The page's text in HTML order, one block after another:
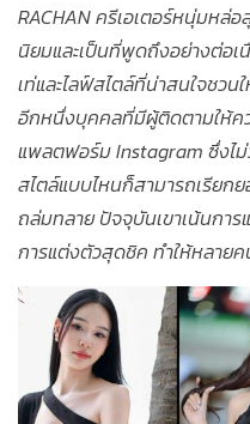
RACHAN ครีเอเตอร์หนุ่มหล่
นิยมและเป็นที่พูดถึงอย่างต่อ
เท่และไลฟ์สไตล์ที่น่าสนใจชว
อีกหนึ่งบุคคลที่มีผู้ติดตามให้ค
แพลตฟอร์ม Instagram ซึ่งไม่
สไตล์แบบไหนก็สามารถเรียก
ถล่มทลาย ปัจจุบันเขาเน้นการ
การแต่งตัวสุดชิค ทำให้หลาย